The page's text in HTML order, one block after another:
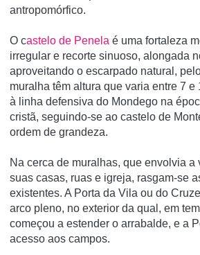
antropomórfico.
O castelo de Penela é uma fortaleza
irregular e recorte sinuoso, alongada
aproveitando o escarpado natural,
muralha têm altura que varia entre 7 e
à linha defensiva do Mondego na
cristã, seguindo-se ao castelo de
ordem de grandeza.
Na cerca de muralhas, que envolvia a
suas casas, ruas e igreja, rasgam-se
existentes. A Porta da Vila ou do
arco pleno, no exterior da qual, em
começou a estender o arrabalde, e a
acesso aos campos.